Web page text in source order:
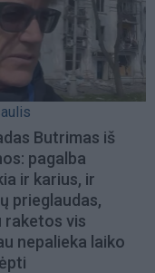
Butrimas iš
pagalba
ir karius, ir
prieglaudas,
raketos vis
nepalieka laiko